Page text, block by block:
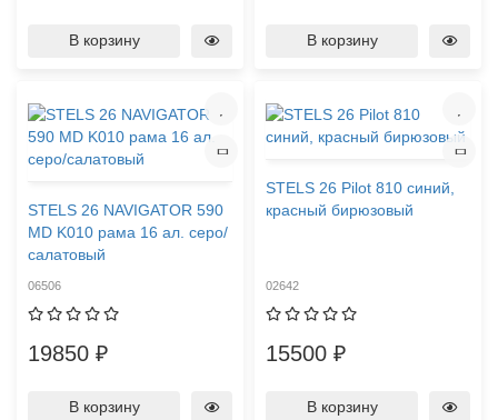
В корзину В корзину
STELS 26 NAVIGATOR 590
MD K010 рама 16 ал. серо/
салатовый
06506
19850 ₽
В корзину
STELS 26 Pilot 810 синий,
красный бирюзовый
02642
15500 ₽
В корзину